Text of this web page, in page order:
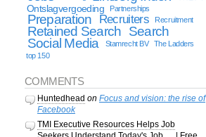
Ontslagvergoeding Partnerships
Preparation Recruiters Recruitment
Retained Search Search
Social Media
Stamrecht BV
The Ladders
top 150
COMMENTS
Huntedhead on Focus and vision: the rise of
Facebook
TMI Executive Resources Helps Job